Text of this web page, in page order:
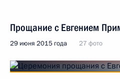
Прощание с Евгением
29 июня 2015 года 27 фото